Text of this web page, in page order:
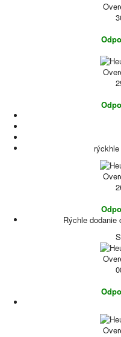
Rýchle dodanie